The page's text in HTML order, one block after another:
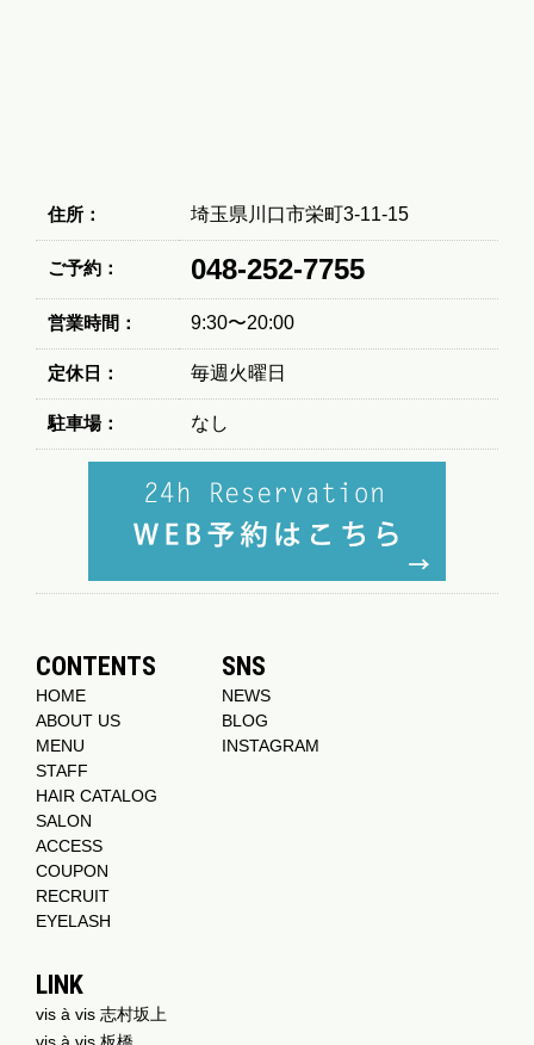
住所： 埼玉県川口市栄町3-11-15
ご予約： 048-252-7755
営業時間： 9:30〜20:00
定休日： 毎週火曜日
駐車場： なし
CONTENTS
HOME
ABOUT US
MENU
STAFF
HAIR CATALOG
SALON
ACCESS
COUPON
RECRUIT
EYELASH
SNS
NEWS
BLOG
INSTAGRAM
LINK
vis à vis 志村坂上